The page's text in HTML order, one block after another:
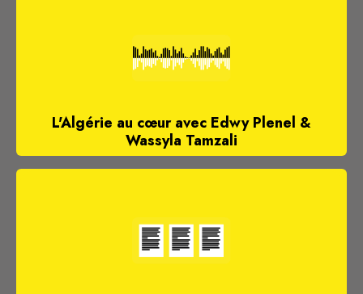
L'Algérie au cœur avec Edwy Plenel &
Wassyla Tamzali